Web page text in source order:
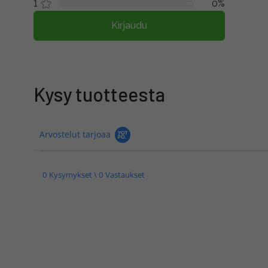
1
0%
Kirjaudu
Kysy tuotteesta
Arvostelut tarjoaa
0 Kysymykset \ 0 Vastaukset